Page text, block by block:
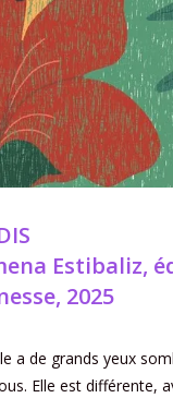
Estibaliz,
2025
a de grands yeux
Elle est différente,